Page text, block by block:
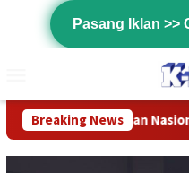
Pasang Iklan >>
Mobile
Breaking News
Wamendagri dan